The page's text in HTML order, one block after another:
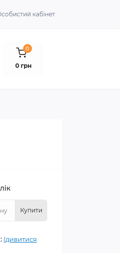
кабінет
0
0 грн
Купити
(дивитися